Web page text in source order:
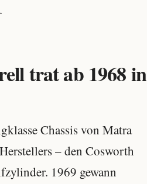
trat ab 1968 in
Chassis von Matra
– den Cosworth
1969 gewann